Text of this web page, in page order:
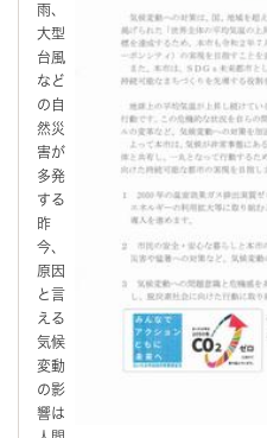
雨、
大型
台風
など
の自
然災
害が
多発
する
昨
今、
原因
と言
える
気候
変動
の影
響は